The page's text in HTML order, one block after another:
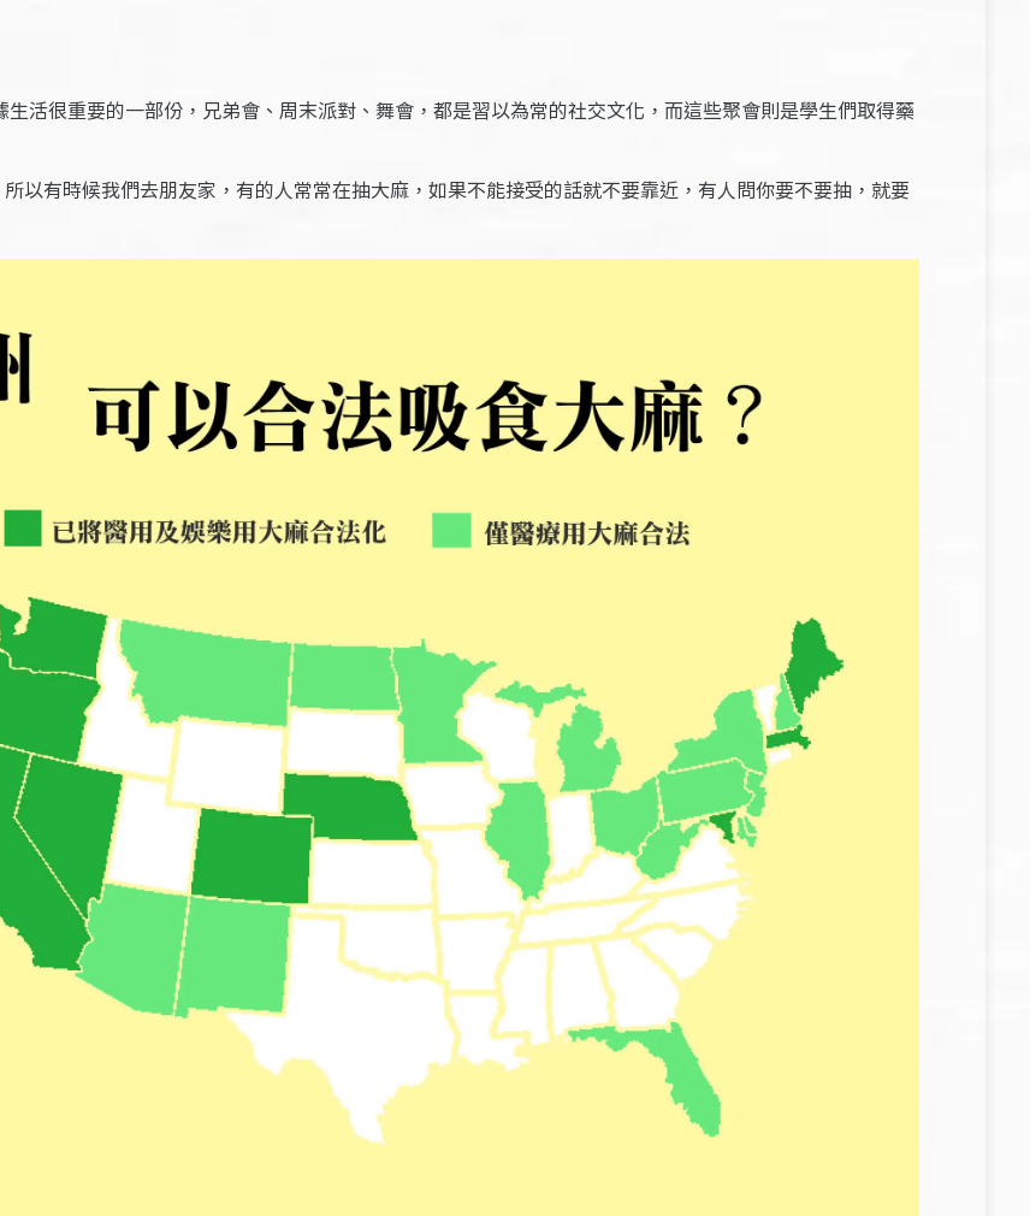
活很重要的一部份，兄弟會、周末派對、舞會，都是習以為常的社交文化，而這些聚會則是學生們取得藥
以有時候我們去朋友家，有的人常常在抽大麻，如果不能接受的話就不要靠近，有人問你要不要抽，就要